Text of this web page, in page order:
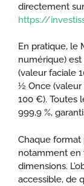
directement
https://
En pratique, le
numérique)
(valeur faciale
½ Once (valeur
100 €). Toutes
999,9 %,
Chaque format
notamment en
dimensions.
accessible, de